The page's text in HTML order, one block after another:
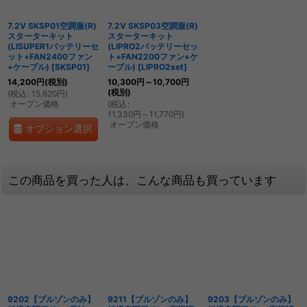
7.2V SKSP01空調服(R)
スターターキット
(LISUPER1バッテリーセ
ット+FAN2400ファン
+ケーブル) [SKSP01]
14,200円(税別)
(税込 : 15,620円)
オープン価格
オプション選択
7.2V SKSP03空調服(R)
スターターキット
(LIPRO2バッテリーセッ
ト+FAN2200ファン+ケ
ーブル) [LIPRO2set]
10,300円 ～10,700円
(税別)
(税込 :
11,330円 ～11,770円)
オープン価格
この商品を買った人は、こんな商品も買っています
9202【ブルゾンのみ】
9211【ブルゾンのみ】
9203【ブルゾンのみ】